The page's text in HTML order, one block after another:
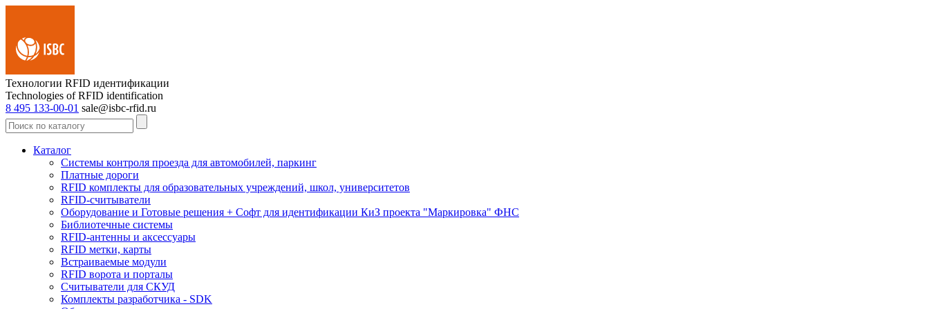
Технологии RFID идентификации
Technologies of RFID identification
8 495 133-00-01 sale@isbc-rfid.ru
Каталог
Системы контроля проезда для автомобилей, паркинг
Платные дороги
RFID комплекты для образовательных учреждений, школ, университетов
RFID-считыватели
Оборудование и Готовые решения + Софт для идентификации КиЗ проекта "Маркировка" ФНС
Библиотечные системы
RFID-антенны и аксессуары
RFID метки, карты
Встраиваемые модули
RFID ворота и порталы
Считыватели для СКУД
Комплекты разработчика - SDK